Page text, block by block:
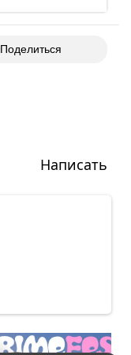
Поделиться
Написать